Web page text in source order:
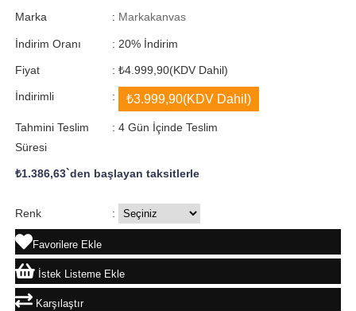
Marka : Markakanvas
İndirim Oranı : %
20 İndirim
Fiyat : ₺4.999,90(KDV Dahil)
İndirimli : ₺3.999,90(KDV Dahil)
Tahmini Teslim
Süresi
: 4 Gün İçinde Teslim
₺1.386,63`den başlayan taksitlerle
Renk :
Favorilere Ekle
İstek Listeme Ekle
Karşılaştır